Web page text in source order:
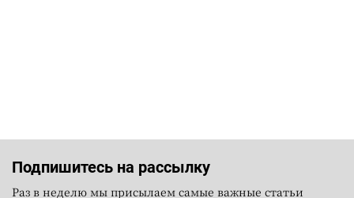
Подпишитесь на рассылку
Раз в неделю мы присылаем самые важные статьи